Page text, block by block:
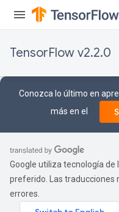
TensorFlow v2.2.0
Conozca lo último en
más en el
Google utiliza tecnología
preferido. Las traducciones
errores.